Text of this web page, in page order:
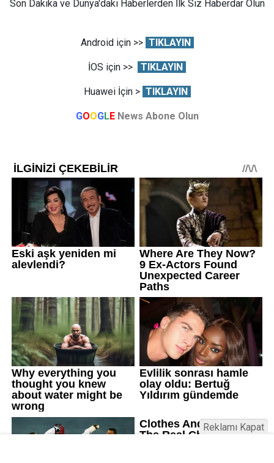
Son Dakika ve Dünya'daki Haberlerden İlk Siz Haberdar Olun
Android için >> TIKLAYIN
İOS için >> TIKLAYIN
Huawei İçin > TIKLAYIN
GOOGLE News Abone Olun
Reklamı Kapat